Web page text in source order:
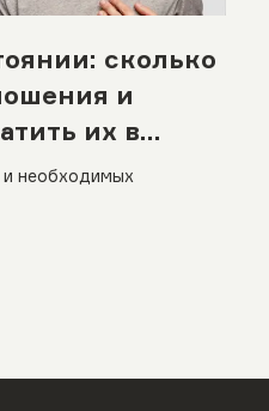
сколько
и
их в
необходимых